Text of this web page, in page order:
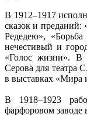
В 1912–1917
сказок и преданий:
Редедею»,
нечестивый и
«Голос жизни». В
Серова для театра
в выставках «Мира
В 1918–1923
фарфоровом заводе